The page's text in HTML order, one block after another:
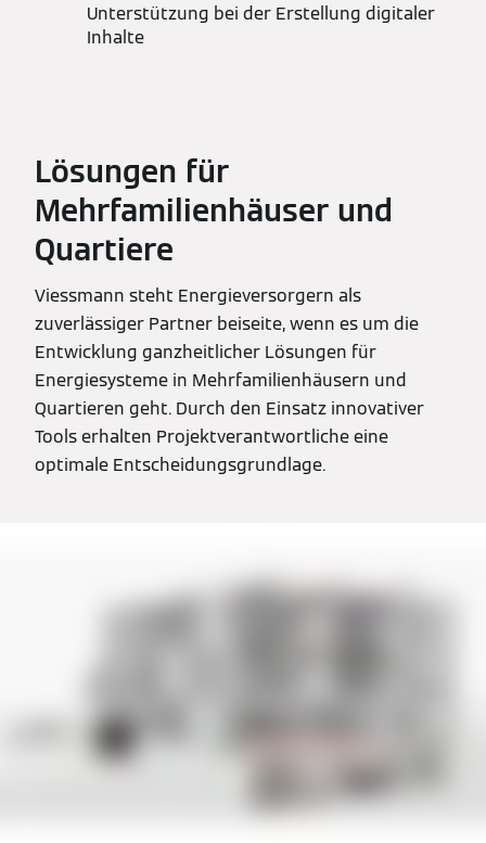
Unterstützung bei der Erstellung digitaler
Inhalte
Lösungen für
Mehrfamilienhäuser und
Quartiere
Viessmann steht Energieversorgern als
zuverlässiger Partner beiseite, wenn es um die
Entwicklung ganzheitlicher Lösungen für
Energiesysteme in Mehrfamilienhäusern und
Quartieren geht. Durch den Einsatz innovativer
Tools erhalten Projektverantwortliche eine
optimale Entscheidungsgrundlage.